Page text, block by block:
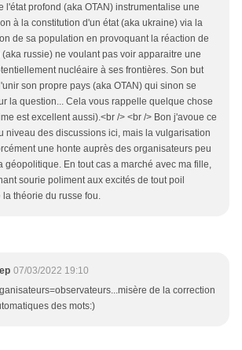
l'état profond (aka OTAN) instrumentalise une
à la constitution d'un état (aka ukraine) via la
de sa population en provoquant la réaction de
russie) ne voulant pas voir apparaitre une
nucléaire à ses frontières. Son but
son propre pays (aka OTAN) qui sinon se
la question... Cela vous rappelle quelque chose
est excellent aussi).<br /> <br /> Bon j'avoue ce
niveau des discussions ici, mais la vulgarisation
une honte auprès des organisateurs peu
géopolitique. En tout cas a marché avec ma fille,
sourie poliment aux excités de tout poil
la théorie du russe fou.
07/03/2022 19:10
de la correction
des mots:)